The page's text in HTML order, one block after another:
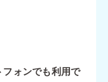
ォンでも利用で